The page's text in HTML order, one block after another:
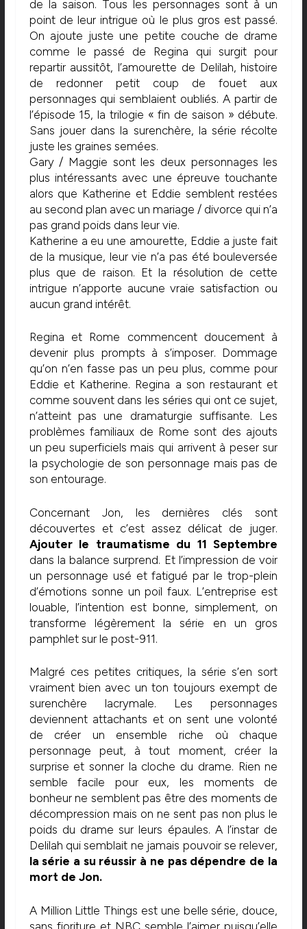
de la saison. Tous les personnages sont à un
point de leur intrigue où le plus gros est passé.
On ajoute juste une petite couche de drame
comme le passé de Regina qui surgit pour
repartir aussitôt, l’amourette de Delilah, histoire
de redonner petit coup de fouet aux
personnages qui semblaient oubliés. A partir de
l’épisode 15, la trilogie « fin de saison » débute.
Sans jouer dans la surenchère, la série récolte
juste les graines semées.
Gary / Maggie sont les deux personnages les
plus intéressants avec une épreuve touchante
alors que Katherine et Eddie semblent restées
au second plan avec un mariage / divorce qui n’a
pas grand poids dans leur vie.
Katherine a eu une amourette, Eddie a juste fait
de la musique, leur vie n’a pas été bouleversée
plus que de raison. Et la résolution de cette
intrigue n’apporte aucune vraie satisfaction ou
aucun grand intérêt.
Regina et Rome commencent doucement à
devenir plus prompts à s’imposer. Dommage
qu’on n’en fasse pas un peu plus, comme pour
Eddie et Katherine. Regina a son restaurant et
comme souvent dans les séries qui ont ce sujet,
n’atteint pas une dramaturgie suffisante. Les
problèmes familiaux de Rome sont des ajouts
un peu superficiels mais qui arrivent à peser sur
la psychologie de son personnage mais pas de
son entourage.
Concernant Jon, les dernières clés sont
découvertes et c’est assez délicat de juger.
Ajouter le traumatisme du 11 Septembre
dans la balance surprend. Et l’impression de voir
un personnage usé et fatigué par le trop-plein
d’émotions sonne un poil faux. L’entreprise est
louable, l’intention est bonne, simplement, on
transforme légèrement la série en un gros
pamphlet sur le post-911.
Malgré ces petites critiques, la série s’en sort
vraiment bien avec un ton toujours exempt de
surenchère lacrymale. Les personnages
deviennent attachants et on sent une volonté
de créer un ensemble riche où chaque
personnage peut, à tout moment, créer la
surprise et sonner la cloche du drame. Rien ne
semble facile pour eux, les moments de
bonheur ne semblent pas être des moments de
décompression mais on ne sent pas non plus le
poids du drame sur leurs épaules. A l’instar de
Delilah qui semblait ne jamais pouvoir se relever,
la série a su réussir à ne pas dépendre de la
mort de Jon.
A Million Little Things est une belle série, douce,
sans fioriture et NBC semble l’aimer puisqu’elle